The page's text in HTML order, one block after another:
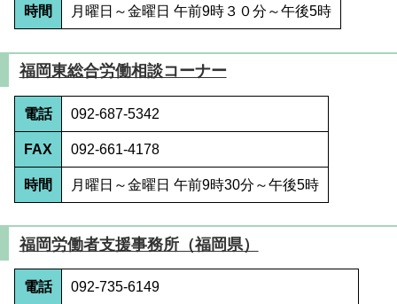
時間 月曜日～金曜日 午前9時３０分～午後5時
福岡東総合労働相談コーナー
電話 092-687-5342
FAX 092-661-4178
時間 月曜日～金曜日 午前9時30分～午後5時
福岡労働者支援事務所（福岡県）
電話 092-735-6149